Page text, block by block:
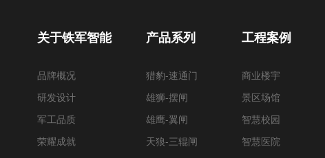
关于铁军智能
品牌概况
研发设计
军工品质
荣耀成就
产品系列
猎豹-速通门
雄狮-摆闸
雄鹰-翼闸
天狼-三辊闸
工程案例
商业楼宇
景区场馆
智慧校园
智慧医院